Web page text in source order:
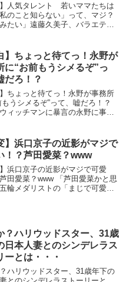
】人気タレント 若いママたちは
私のこと知らない」って、マジ？
みたい」遠藤久美子、バラエティ
く声が続出。 《え？遠藤久美子、
なかっ...
】ちょっと待てっ！永野が
に“お前もうシメるぞ”っ
だろ！？
】ちょっと待てっ！永野が事務所
もうシメるぞ”って、嘘だろ！？
ィッチマンに暴言の永野に事務
宣行の勝手にテレ東批評」（テレ
）に出...
】浜口京子の近影がマジで
！？芦田愛菜？www
】浜口京子の近影がマジで可愛
田愛菜？www 「芦田愛菜かと思
輪メダリストの「まじで可愛
？ハリウッドスター、31歳
日本人妻とのシンデレラス
ーとは・・・
ハリウッドスター、31歳年下の